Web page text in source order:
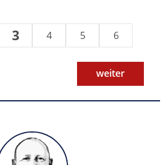
3 4 5 6
weiter